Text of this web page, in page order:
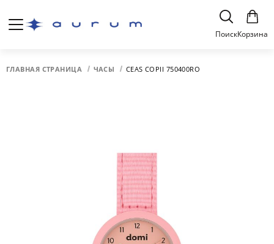
ПоискКорзина
ГЛАВНАЯ СТРАНИЦА ЧАСЫ CEAS COPII 750400RO